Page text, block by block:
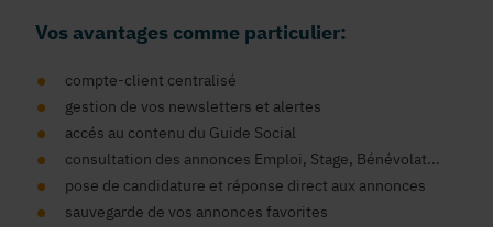
Vos avantages comme particulier:
compte-client centralisé
gestion de vos newsletters et alertes
accés au contenu du Guide Social
consultation des annonces Emploi, Stage, Bénévolat...
pose de candidature et réponse direct aux annonces
sauvegarde de vos annonces favorites